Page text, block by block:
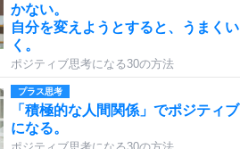
かない。
自分を変えようとすると、うまくい
く。
ポジティブ思考になる30の方法
プラス思考
「積極的な人間関係」でポジティブ
になる。